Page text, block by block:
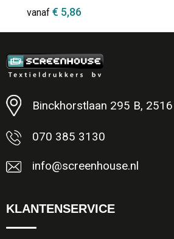
vanaf € 5,86
Minimale afname: 1
Binckhorstlaan 295 B,
070 385 3130
info@screenhouse.nl
KLANTENSERVICE